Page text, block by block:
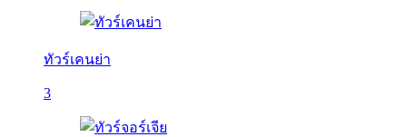
ทัวร์เคนย่า
3